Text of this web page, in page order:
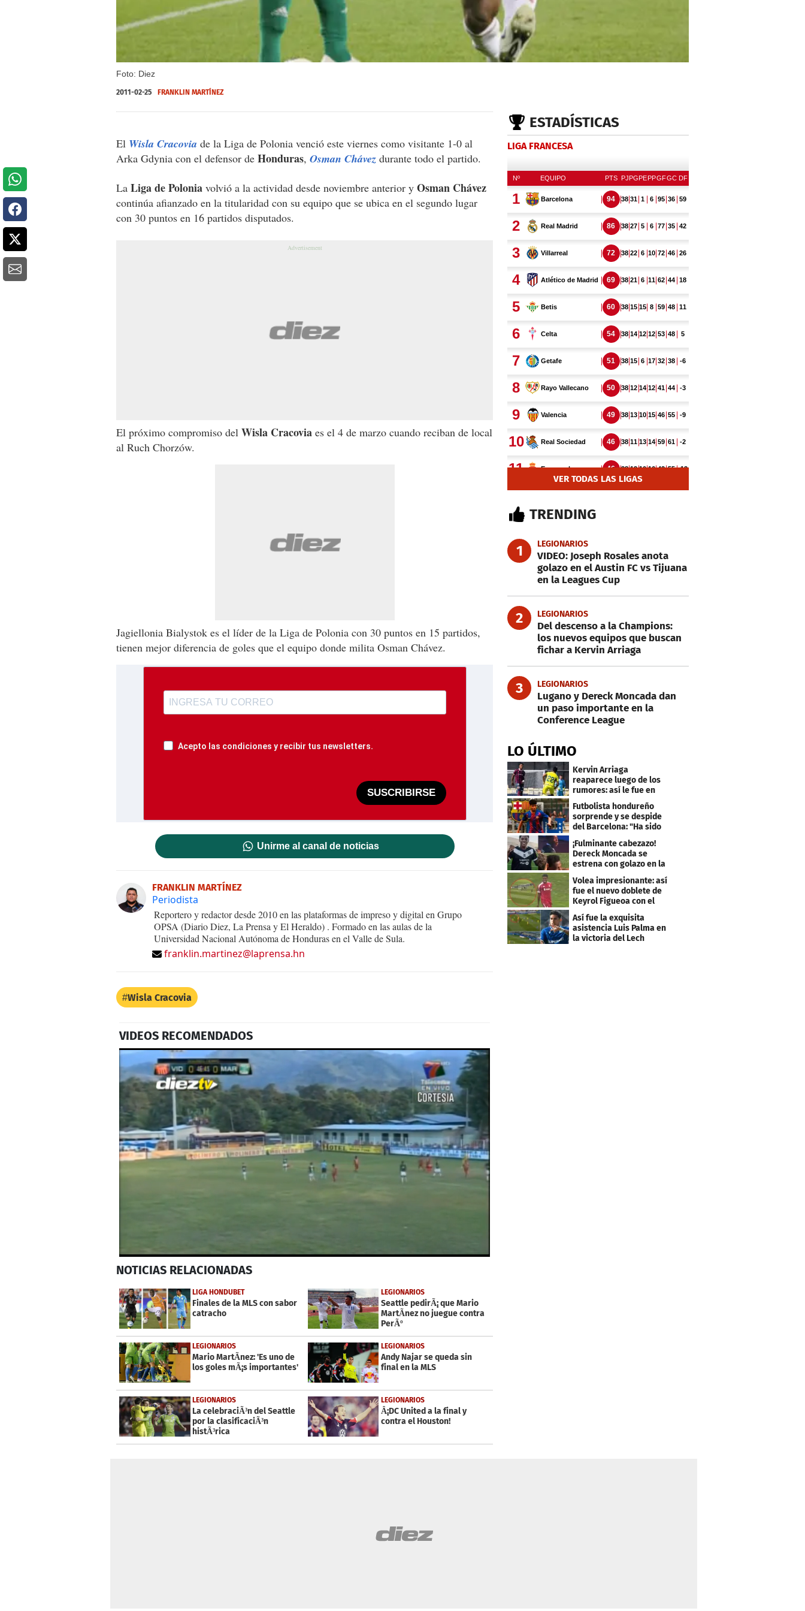
Foto: Diez
2011-02-25 FRANKLIN MARTÍNEZ
El Wisla Cracovia de la Liga de Polonia venció este viernes como visitante 1-0 al
Arka Gdynia con el defensor de Honduras, Osman Chávez durante todo el partido.
La Liga de Polonia volvió a la actividad desde noviembre anterior y Osman Chávez
continúa afianzado en la titularidad con su equipo que se ubica en el segundo lugar
con 30 puntos en 16 partidos disputados.
El próximo compromiso del Wisla Cracovia es el 4 de marzo cuando reciban de local
al Ruch Chorzów.
Jagiellonia Bialystok es el líder de la Liga de Polonia con 30 puntos en 15 partidos,
tienen mejor diferencia de goles que el equipo donde milita Osman Chávez.
Acepto las condiciones y recibir tus newsletters.
SUSCRIBIRSE
Unirme al canal de noticias
FRANKLIN MARTÍNEZ
Periodista
Reportero y redactor desde 2010 en las plataformas de impreso y digital en Grupo
OPSA (Diario Diez, La Prensa y El Heraldo) . Formado en las aulas de la
Universidad Nacional Autónoma de Honduras en el Valle de Sula.
franklin.martinez@laprensa.hn
Wisla Cracovia
VIDEOS RECOMENDADOS
seconds
40
secondsVolume
0%
NOTICIAS RELACIONADAS
LIGA HONDUBET
Finales de la MLS con sabor
catracho
LEGIONARIOS
Seattle pedirÃ¡ que Mario
MartÃ­nez no juegue contra
PerÃº
LEGIONARIOS
Mario MartÃ­nez: 'Es uno de
los goles mÃ¡s importantes'
LEGIONARIOS
Andy Najar se queda sin
final en la MLS
LEGIONARIOS
La celebraciÃ³n del Seattle
por la clasificaciÃ³n
histÃ³rica
LEGIONARIOS
Â¡DC United a la final y
contra el Houston!
ESTADÍSTICAS
LIGA FRANCESA
VER TODAS LAS LIGAS
TRENDING
1 LEGIONARIOS
VIDEO: Joseph Rosales anota
golazo en el Austin FC vs Tijuana
en la Leagues Cup
2 LEGIONARIOS
Del descenso a la Champions:
los nuevos equipos que buscan
fichar a Kervin Arriaga
3 LEGIONARIOS
Lugano y Dereck Moncada dan
un paso importante en la
Conference League
LO ÚLTIMO
Kervin Arriaga
reaparece luego de los
rumores: así le fue en
amistoso con Levante
Futbolista hondureño
sorprende y se despide
del Barcelona: "Ha sido
un orgullo"
¡Fulminante cabezazo!
Dereck Moncada se
estrena con golazo en la
Liga de Suiza
Volea impresionante: así
fue el nuevo doblete de
Keyrol Figueoa con el
Liverpool
Así fue la exquisita
asistencia Luis Palma en
la victoria del Lech